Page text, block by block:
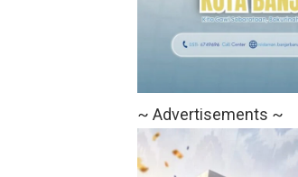
~ Advertisements ~